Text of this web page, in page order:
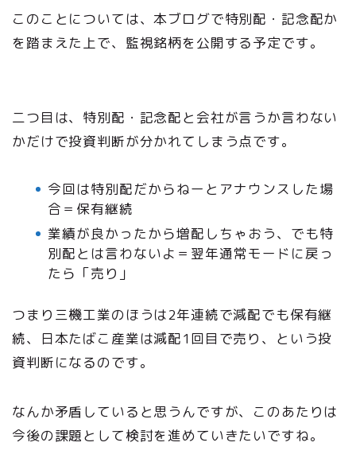
このことについては、本ブログで特別配・記念配か
を踏まえた上で、監視銘柄を公開する予定です。
二つ目は、特別配・記念配と会社が言うか言わない
かだけで投資判断が分かれてしまう点です。
今回は特別配だからねーとアナウンスした場
合＝保有継続
業績が良かったから増配しちゃおう、でも特
別配とは言わないよ＝翌年通常モードに戻っ
たら「売り」
つまり三機工業のほうは2年連続で減配でも保有継
続、日本たばこ産業は減配1回目で売り、という投
資判断になるのです。
なんか矛盾していると思うんですが、このあたりは
今後の課題として検討を進めていきたいですね。